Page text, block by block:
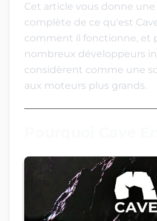
Cet article vous donne
complète de ce qu'est
comment il fonctionne, et
nombreux développeurs
considèrent comme une
aux moteurs plus grands.